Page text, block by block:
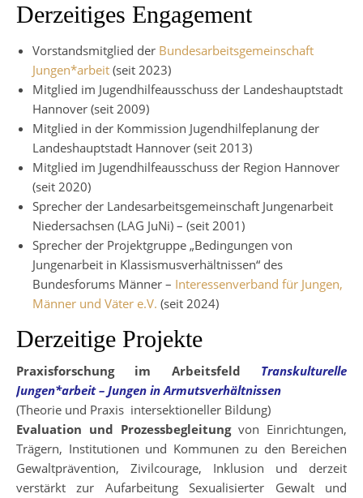
Derzeitiges Engagement
Vorstandsmitglied der Bundesarbeitsgemeinschaft
Jungen*arbeit (seit 2023)
Mitglied im Jugendhilfeausschuss der Landeshauptstadt
Hannover (seit 2009)
Mitglied in der Kommission Jugendhilfeplanung der
Landeshauptstadt Hannover (seit 2013)
Mitglied im Jugendhilfeausschuss der Region Hannover
(seit 2020)
Sprecher der Landesarbeitsgemeinschaft Jungenarbeit
Niedersachsen (LAG JuNi) – (seit 2001)
Sprecher der Projektgruppe „Bedingungen von
Jungenarbeit in Klassismusverhältnissen“ des
Bundesforums Männer – Interessenverband für Jungen,
Männer und Väter e.V. (seit 2024)
Derzeitige Projekte
Praxisforschung im Arbeitsfeld Transkulturelle
Jungen*arbeit – Jungen in Armutsverhältnissen
(Theorie und Praxis intersektioneller Bildung)
Evaluation und Prozessbegleitungvon Einrichtungen,
Trägern, Institutionen und Kommunen zu den Bereichen
Gewaltprävention, Zivilcourage, Inklusion und derzeit
verstärkt zur Aufarbeitung Sexualisierter Gewalt und